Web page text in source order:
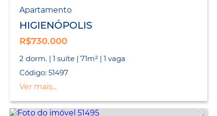
Apartamento
HIGIENÓPOLIS
R$730.000
2 dorm. | 1 suíte | 71m² | 1 vaga
Código: 51497
Ver mais...